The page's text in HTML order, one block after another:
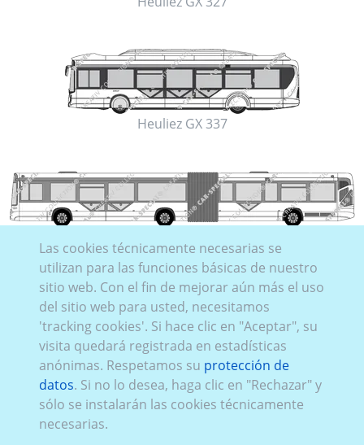
Heuliez GX 337
Heuliez GX 437
Las cookies técnicamente necesarias se
utilizan para las funciones básicas de nuestro
sitio web. Con el fin de mejorar aún más el uso
del sitio web para usted, necesitamos
'tracking cookies'. Si hace clic en "Aceptar", su
visita quedará registrada en estadísticas
anónimas. Respetamos su protección de
datos. Si no lo desea, haga clic en "Rechazar" y
sólo se instalarán las cookies técnicamente
necesarias.